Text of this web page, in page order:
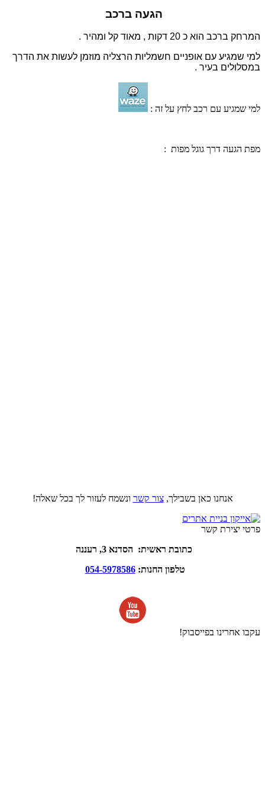
הגעה ברכב
המרחק ברכב הוא כ 20 דקות , מאוד קל ומהיר .
למי שמגיע עם אופניים חשמליות הרצליה מוזמן לעשות את הדרך
במסלולים בעיר .
למי שמגיע עם רכב לחץ על זה :
מפת הגעה דרך גוגל מפות :
אנחנו כאן בשבילך,צור קשר ונשמח לעזור לך בכל שאלה!
פרטי יצירת קשר
כתובת ראשית: הסדנא 3, רעננה
טלפון החנות:054-5978586
עקבו אחרינו בפייסבוק!